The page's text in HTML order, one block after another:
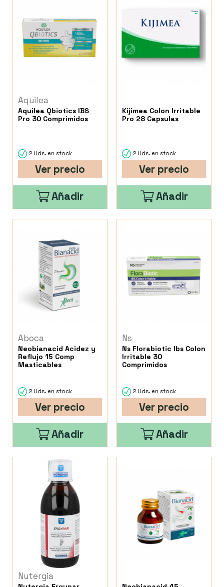
Aquilea
Aquilea Qbiotics IBS
Pro 30 Comprimidos
2 Uds. en stock
Ver precio
Añadir
Kijimea Colon Irritable
Pro 28 Capsulas
2 Uds. en stock
Ver precio
Añadir
Aboca
Neobianacid Acidez y
Reflujo 15 Comp
Masticables
2 Uds. en stock
Ver precio
Añadir
Ns
Ns Florabiotic Ibs Colon
Irritable 30
Comprimidos
2 Uds. en stock
Ver precio
Añadir
Nutergia